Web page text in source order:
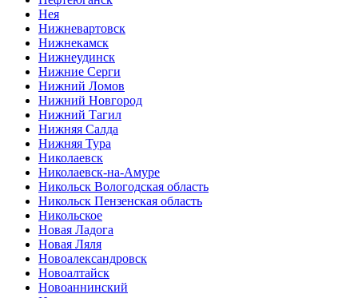
Нея
Нижневартовск
Нижнекамск
Нижнеудинск
Нижние Серги
Нижний Ломов
Нижний Новгород
Нижний Тагил
Нижняя Салда
Нижняя Тура
Николаевск
Николаевск-на-Амуре
Никольск Вологодская область
Никольск Пензенская область
Никольское
Новая Ладога
Новая Ляля
Новоалександровск
Новоалтайск
Новоаннинский